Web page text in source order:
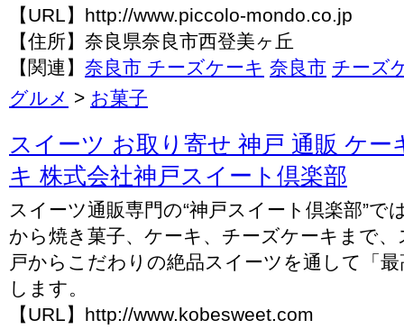
【URL】http://www.piccolo-mondo.co.jp
【住所】奈良県奈良市西登美ヶ丘
【関連】 奈良市 チーズケーキ 奈良市 チーズ
グルメ > お菓子
スイーツ お取り寄せ 神戸 通販 ケー
キ 株式会社神戸スイート倶楽部
スイーツ通販専門の“神戸スイート倶楽部”で
から焼き菓子、ケーキ、チーズケーキまで
戸からこだわりの絶品スイーツを通して「
します。
【URL】http://www.kobesweet.com